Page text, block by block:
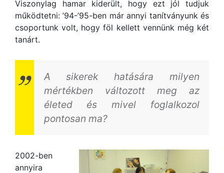
Viszonylag hamar kiderült, hogy ezt jól tudjuk
működtetni: ’94-’95-ben már annyi tanítványunk és
csoportunk volt, hogy föl kellett vennünk még két
tanárt.
A sikerek hatására milyen
mértékben változott meg az
életed és mivel foglalkozol
pontosan ma?
2002-ben
annyira